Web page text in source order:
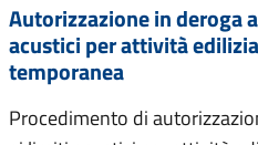
Autorizzazione in deroga
acustici per attività edilizia
temporanea
Procedimento di